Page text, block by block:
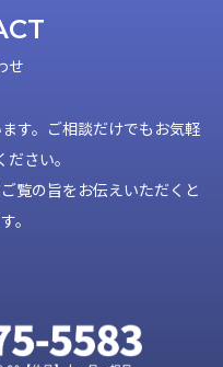
せ
す。ご相談だけでもお気軽
さい。
覧の旨をお伝えいただくと
。